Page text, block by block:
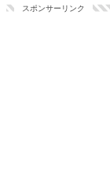
スポンサーリンク